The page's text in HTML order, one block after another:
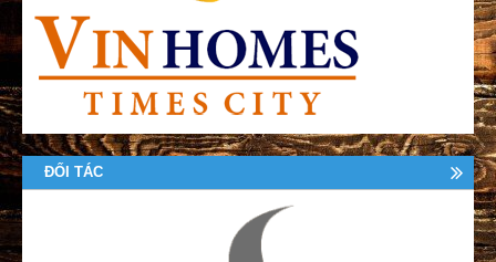
ĐỐI TÁC